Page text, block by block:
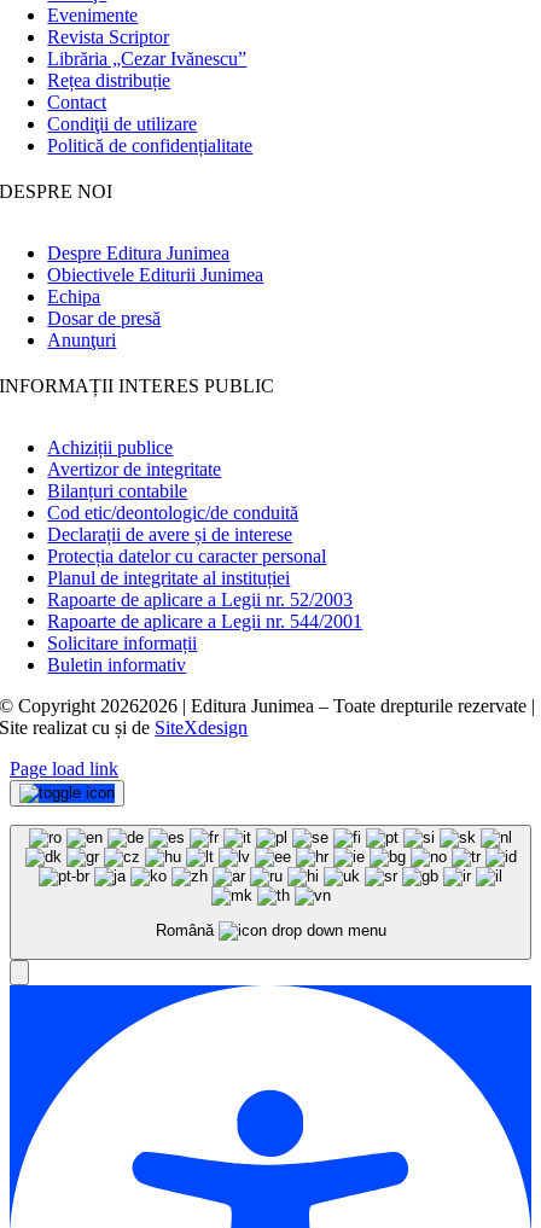
Evenimente
Revista Scriptor
Librăria „Cezar Ivănescu”
Rețea distribuție
Contact
Condiţii de utilizare
Politică de confidențialitate
DESPRE NOI
Despre Editura Junimea
Obiectivele Editurii Junimea
Echipa
Dosar de presă
Anunţuri
INFORMAȚII INTERES PUBLIC
Achiziții publice
Avertizor de integritate
Bilanțuri contabile
Cod etic/deontologic/de conduită
Declarații de avere și de interese
Protecția datelor cu caracter personal
Planul de integritate al instituției
Rapoarte de aplicare a Legii nr. 52/2003
Rapoarte de aplicare a Legii nr. 544/2001
Solicitare informații
Buletin informativ
© Copyright 20262026 | Editura Junimea – Toate drepturile rezervate |
Site realizat cușide SiteXdesign
Page load link
Română